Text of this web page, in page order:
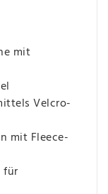
mit
Velcro-
mit Fleece-
für